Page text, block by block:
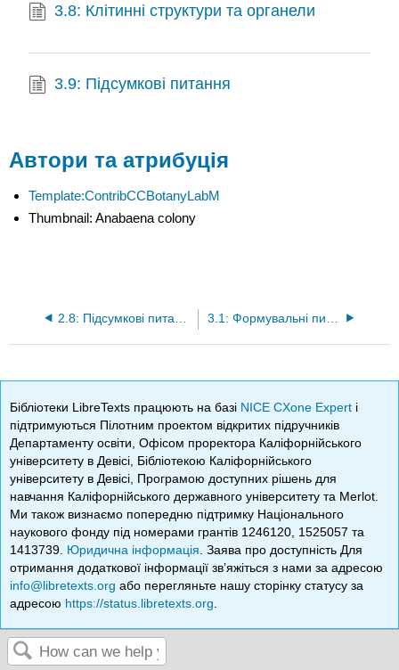
3.8: Клітинні структури та органели
3.9: Підсумкові питання
Автори та атрибуція
Template:ContribCCBotanyLabM
Thumbnail: Anabaena colony
Бібліотеки LibreTexts працюють на базі NICE CXone Expert і
підтримуються Пілотним проектом відкритих підручників
Департаменту освіти, Офісом проректора Каліфорнійського
університету в Девісі, Бібліотекою Каліфорнійського
університету в Девісі, Програмою доступних рішень для
навчання Каліфорнійського державного університету та Merlot.
Ми також визнаємо попередню підтримку Національного
наукового фонду під номерами грантів 1246120, 1525057 та
1413739. Юридична інформація . Заява про доступність Для
отримання додаткової інформації зв’яжіться з нами за адресою
info@libretexts.org або перегляньте нашу сторінку статусу за
адресою https://status.libretexts.org